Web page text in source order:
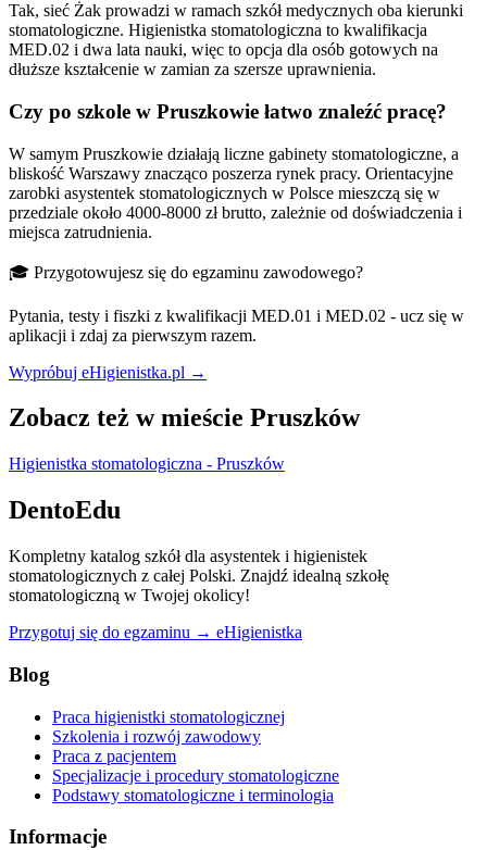
Tak, sieć Żak prowadzi w ramach szkół medycznych oba kierunki
stomatologiczne. Higienistka stomatologiczna to kwalifikacja
MED.02 i dwa lata nauki, więc to opcja dla osób gotowych na
dłuższe kształcenie w zamian za szersze uprawnienia.
Czy po szkole w Pruszkowie łatwo znaleźć pracę?
W samym Pruszkowie działają liczne gabinety stomatologiczne, a
bliskość Warszawy znacząco poszerza rynek pracy. Orientacyjne
zarobki asystentek stomatologicznych w Polsce mieszczą się w
przedziale około 4000-8000 zł brutto, zależnie od doświadczenia i
miejsca zatrudnienia.
🎓 Przygotowujesz się do egzaminu zawodowego?
Pytania, testy i fiszki z kwalifikacji MED.01 i MED.02 - ucz się w
aplikacji i zdaj za pierwszym razem.
Wypróbuj eHigienistka.pl →
Zobacz też w mieście Pruszków
Higienistka stomatologiczna - Pruszków
DentoEdu
Kompletny katalog szkół dla asystentek i higienistek
stomatologicznych z całej Polski. Znajdź idealną szkołę
stomatologiczną w Twojej okolicy!
Przygotuj się do egzaminu → eHigienistka
Blog
Praca higienistki stomatologicznej
Szkolenia i rozwój zawodowy
Praca z pacjentem
Specjalizacje i procedury stomatologiczne
Podstawy stomatologiczne i terminologia
Informacje